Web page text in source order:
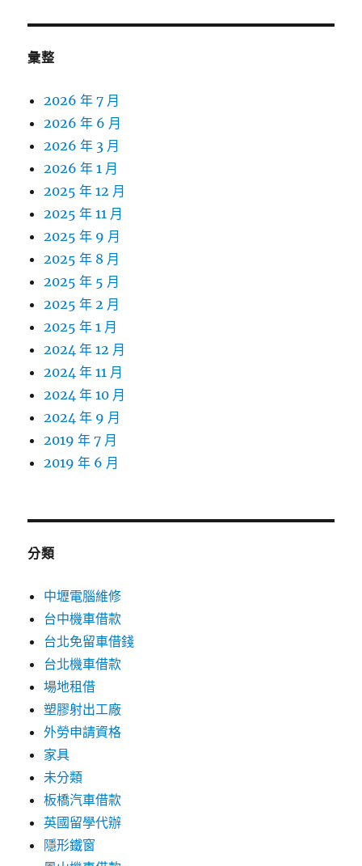
彙整
2026 年 7 月
2026 年 6 月
2026 年 3 月
2026 年 1 月
2025 年 12 月
2025 年 11 月
2025 年 9 月
2025 年 8 月
2025 年 5 月
2025 年 2 月
2025 年 1 月
2024 年 12 月
2024 年 11 月
2024 年 10 月
2024 年 9 月
2019 年 7 月
2019 年 6 月
分類
中壢電腦維修
台中機車借款
台北免留車借錢
台北機車借款
場地租借
塑膠射出工廠
外勞申請資格
家具
未分類
板橋汽車借款
英國留學代辦
隱形鐵窗